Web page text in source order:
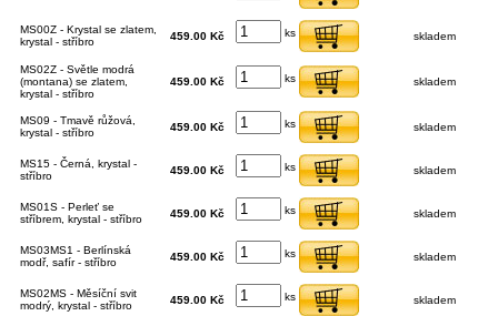
MS00Z - Krystal se zlatem,
krystal - stříbro
459.00 Kč ks skladem
MS02Z - Světle modrá
(montana) se zlatem,
krystal - stříbro
459.00 Kč ks skladem
MS09 - Tmavě růžová,
krystal - stříbro
459.00 Kč ks skladem
MS15 - Černá, krystal -
stříbro
459.00 Kč ks skladem
MS01S - Perleť se
stříbrem, krystal - stříbro
459.00 Kč ks skladem
MS03MS1 - Berlínská
modř, safír - stříbro
459.00 Kč ks skladem
MS02MS - Měsíční svit
modrý, krystal - stříbro
459.00 Kč ks skladem